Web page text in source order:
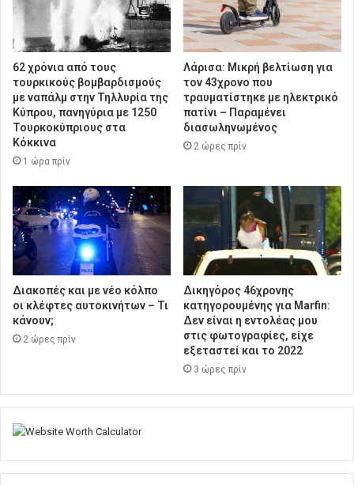
62 χρόνια από τους
τουρκικούς βομβαρδισμούς
με ναπάλμ στην Τηλλυρία της
Κύπρου, πανηγύρια με 1250
Τουρκοκύπριους στα
Κόκκινα
1 ώρα πρίν
Λάρισα: Μικρή βελτίωση για
τον 43χρονο που
τραυματίστηκε με ηλεκτρικό
πατίνι – Παραμένει
διασωληνωμένος
2 ώρες πρίν
Διακοπές και με νέο κόλπο
οι κλέφτες αυτοκινήτων – Τι
κάνουν;
2 ώρες πρίν
Δικηγόρος 46χρονης
κατηγορουμένης για Marfin:
Δεν είναι η εντολέας μου
στις φωτογραφίες, είχε
εξεταστεί και το 2022
3 ώρες πρίν